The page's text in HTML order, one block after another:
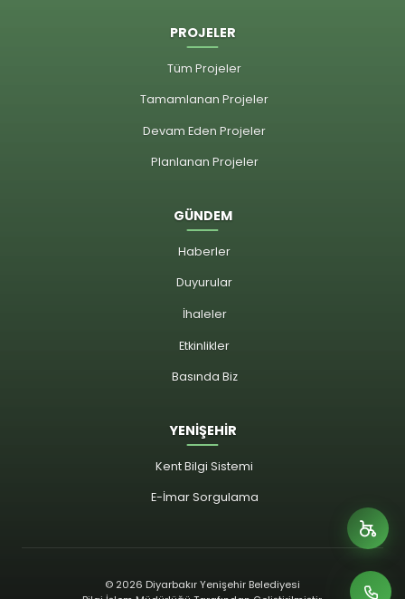
PROJELER
Tüm Projeler
Tamamlanan Projeler
Devam Eden Projeler
Planlanan Projeler
GÜNDEM
Haberler
Duyurular
İhaleler
Etkinlikler
Basında Biz
YENİŞEHİR
Kent Bilgi Sistemi
E-İmar Sorgulama
© 2026 Diyarbakır Yenişehir Belediyesi